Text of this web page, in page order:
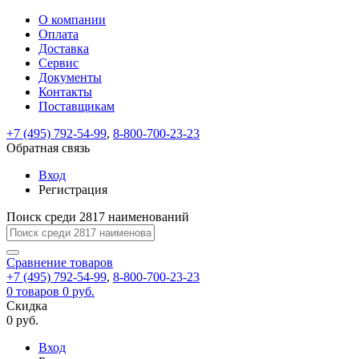
ВходРегистрация
Только
test@example.com
отправлена
по
ней
для
регистрации.
Ок
Только
Запомнить
меня
Забыли
Восстановление
пароля
Заполните
форму.
Мы
отправим
ссылку
на
указанный
электронный
адрес,
перейдя
по
которой
вы
новый
На
вашу
test@test.ru
отправлена
ссылка.
Перейдите
по
для
смены
пароля.
Введите
новый
пароль
Сменить
Пароль
успешно
Войти
Обратная
связь
Сообщение
пользовательского
соглашения
Ваше
сообщение
успешно
О компании
Оплата
Доставка
Сервис
Документы
Контакты
Поставщикам
+7 (495) 792-54-99, 8-800-700-23-23
Обратная связь
Вход
Регистрация
Поиск среди 2817 наименований
Сравнение товаров
+7 (495) 792-54-99, 8-800-700-23-23
0 товаров 0 руб.
Скидка
0 руб.
Вход